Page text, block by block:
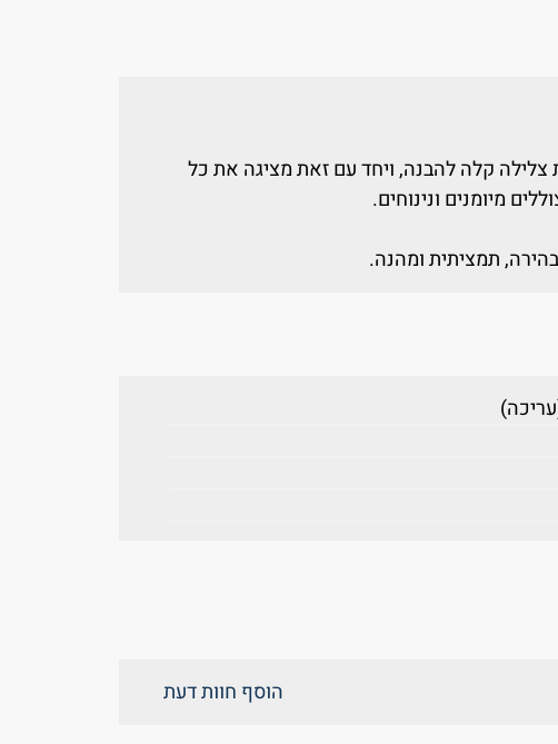
קלה להבנה, ויחד עם זאת מציגה את כל
מיומנים ונינוחים.
תמציתית ומהנה.
הוסף חוות דעת